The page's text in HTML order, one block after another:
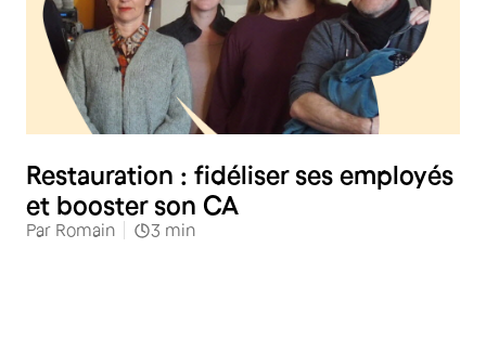
Restauration : fidéliser ses employés
et booster son CA
Par Romain 3 min